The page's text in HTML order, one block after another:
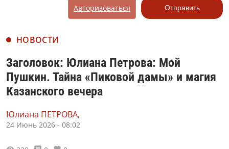
Авторизоваться Отправить
НОВОСТИ
Заголовок: Юлиана Петрова: Мой
Пушкин. Тайна «Пиковой дамы» и магия
Казанского вечера
Юлиана ПЕТРОВА,
24 Июнь 2026 - 08:02